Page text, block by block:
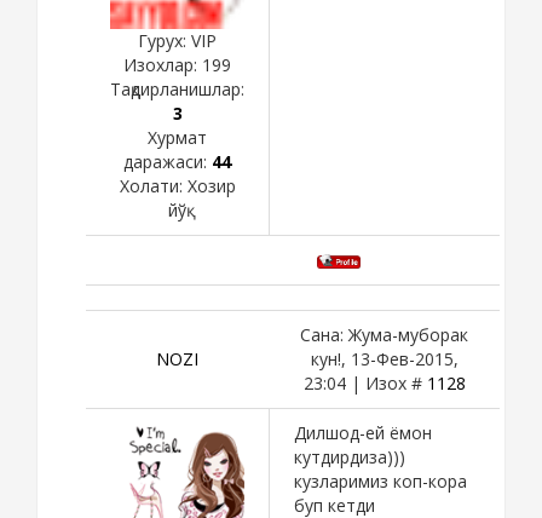
Гурух: VIP
Изохлар: 199
Тақдирланишлар:
3
Хурмат
даражаси: 44
Холати: Хозир
йўқ
NOZI
Сана: Жума-муборак
кун!, 13-Фев-2015,
23:04 | Изох # 1128
Дилшод-ей ёмон
кутдирдиза)))
кузларимиз коп-кора
буп кетди